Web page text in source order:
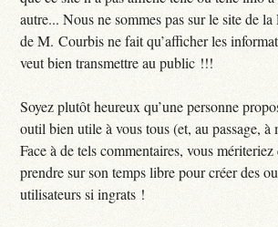
autre... Nous ne sommes pas sur le site de
de M. Courbis ne fait qu’afficher les
veut bien transmettre au public !!!
Soyez plutôt heureux qu’une personne
outil bien utile à vous tous (et, au passage, à
Face à de tels commentaires, vous mériteriez
prendre sur son temps libre pour créer des
utilisateurs si ingrats !